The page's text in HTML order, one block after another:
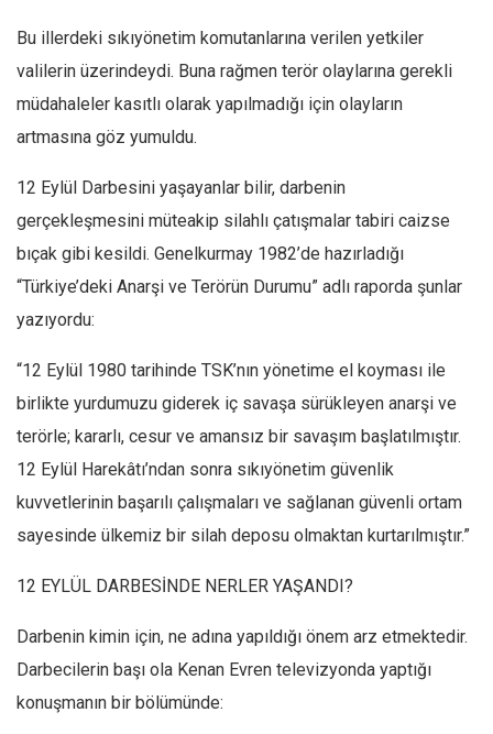
Ekonomi
Spor
Gıda-Beslenme
Hayat
Türkiye
Siyaset
Avrupa
Asya
Afrika
İslam Dünyası
Amerika
Tarih
Düşünce
Dosyalar
Bu illerdeki sıkıyönetim komutanlarına verilen yetkiler
valilerin üzerindeydi. Buna rağmen terör olaylarına gerekli
müdahaleler kasıtlı olarak yapılmadığı için olayların
artmasına göz yumuldu.
12 Eylül Darbesini yaşayanlar bilir, darbenin
gerçekleşmesini müteakip silahlı çatışmalar tabiri caizse
bıçak gibi kesildi. Genelkurmay 1982’de hazırladığı
“Türkiye’deki Anarşi ve Terörün Durumu” adlı raporda şunlar
yazıyordu:
“12 Eylül 1980 tarihinde TSK’nın yönetime el koyması ile
birlikte yurdumuzu giderek iç savaşa sürükleyen anarşi ve
terörle; kararlı, cesur ve amansız bir savaşım başlatılmıştır.
12 Eylül Harekâtı’ndan sonra sıkıyönetim güvenlik
kuvvetlerinin başarılı çalışmaları ve sağlanan güvenli ortam
sayesinde ülkemiz bir silah deposu olmaktan kurtarılmıştır.”
12 EYLÜL DARBESİNDE NERLER YAŞANDI?
Darbenin kimin için, ne adına yapıldığı önem arz etmektedir.
Darbecilerin başı ola Kenan Evren televizyonda yaptığı
konuşmanın bir bölümünde: